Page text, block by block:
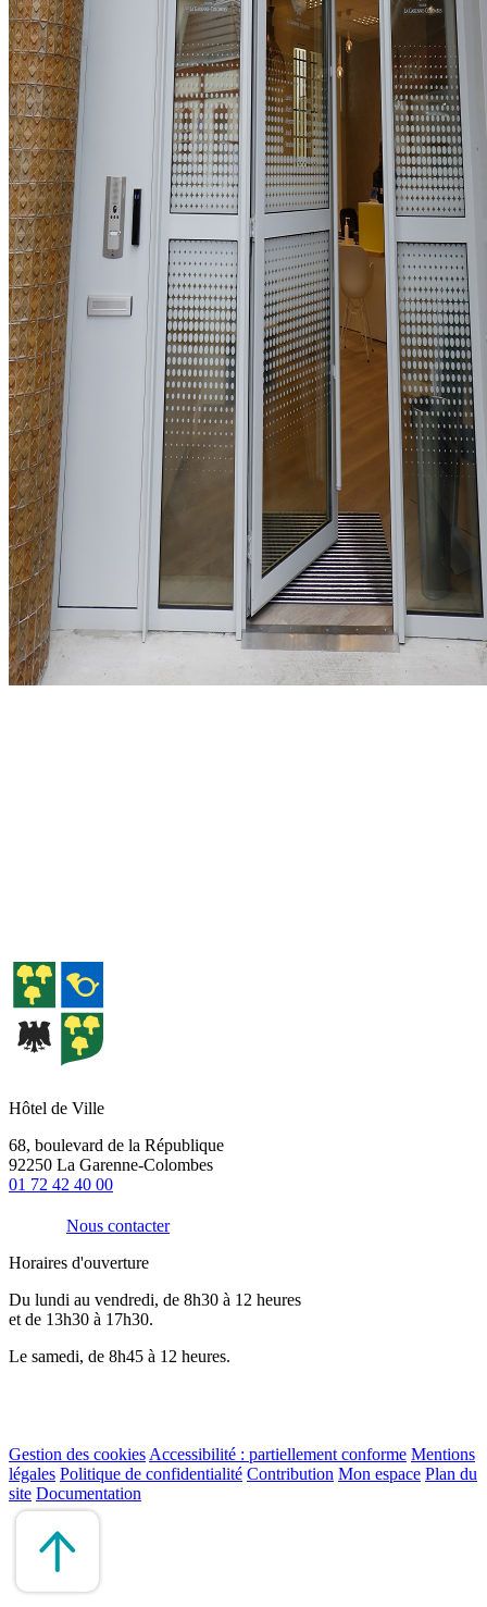
Hôtel de Ville
68, boulevard de la République
92250 La Garenne-Colombes
01 72 42 40 00
Nous contacter
Horaires d'ouverture
Du lundi au vendredi, de 8h30 à 12 heures
et de 13h30 à 17h30.
Le samedi, de 8h45 à 12 heures.
Gestion des cookies Accessibilité : partiellement conforme Mentions
légales Politique de confidentialité Contribution Mon espace Plan du
site Documentation